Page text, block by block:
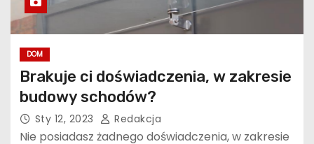
DOM
Brakuje ci doświadczenia, w zakresie
budowy schodów?
Sty 12, 2023 Redakcja
Nie posiadasz żadnego doświadczenia, w zakresie